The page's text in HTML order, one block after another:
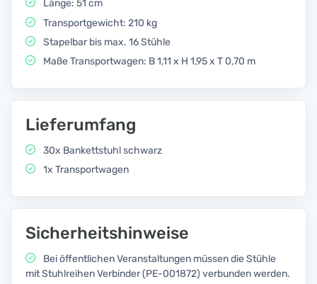
Länge: 51 cm
Transportgewicht: 210 kg
Stapelbar bis max. 16 Stühle
Maße Transportwagen: B 1,11 x H 1,95 x T 0,70 m
Lieferumfang
30x Bankettstuhl schwarz
1x Transportwagen
Sicherheitshinweise
Bei öffentlichen Veranstaltungen müssen die Stühle
mit Stuhlreihen Verbinder (PE-001872) verbunden werden.